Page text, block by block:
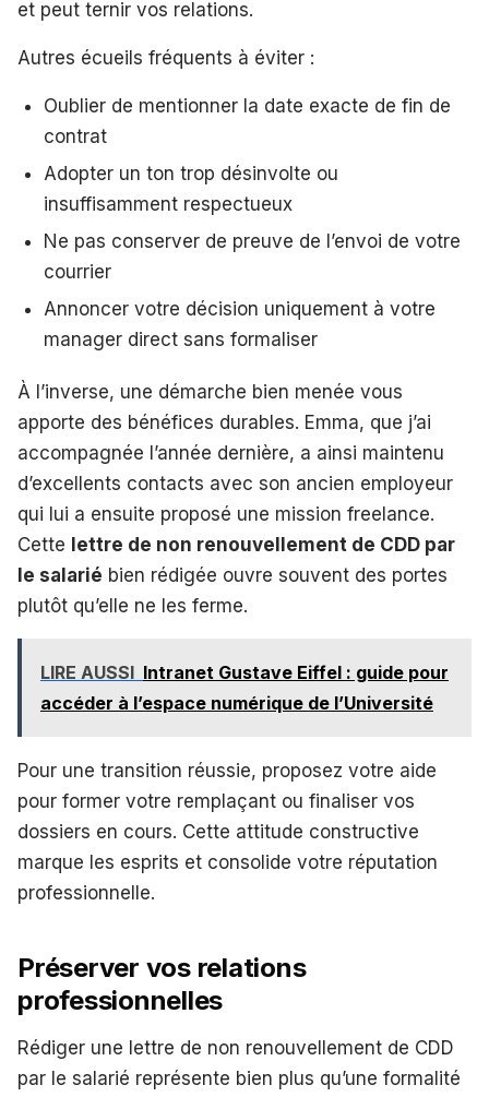
et peut ternir vos relations.
Autres écueils fréquents à éviter :
Oublier de mentionner la date exacte de fin de
contrat
Adopter un ton trop désinvolte ou
insuffisamment respectueux
Ne pas conserver de preuve de l’envoi de votre
courrier
Annoncer votre décision uniquement à votre
manager direct sans formaliser
À l’inverse, une démarche bien menée vous
apporte des bénéfices durables. Emma, que j’ai
accompagnée l’année dernière, a ainsi maintenu
d’excellents contacts avec son ancien employeur
qui lui a ensuite proposé une mission freelance.
Cette lettre de non renouvellement de CDD par
le salarié bien rédigée ouvre souvent des portes
plutôt qu’elle ne les ferme.
LIRE AUSSI Intranet Gustave Eiffel : guide pour
accéder à l’espace numérique de l’Université
Pour une transition réussie, proposez votre aide
pour former votre remplaçant ou finaliser vos
dossiers en cours. Cette attitude constructive
marque les esprits et consolide votre réputation
professionnelle.
Préserver vos relations
professionnelles
Rédiger une lettre de non renouvellement de CDD
par le salarié représente bien plus qu’une formalité